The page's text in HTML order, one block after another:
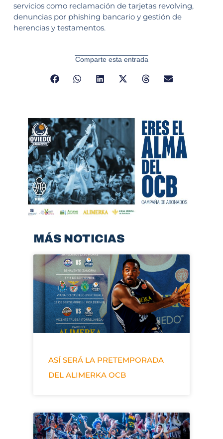
servicios como reclamación de tarjetas revolving,
denuncias por phishing bancario y gestión de
herencias y testamentos.
Comparte esta entrada
MÁS NOTICIAS
ASÍ SERÁ LA PRETEMPORADA
DEL ALIMERKA OCB